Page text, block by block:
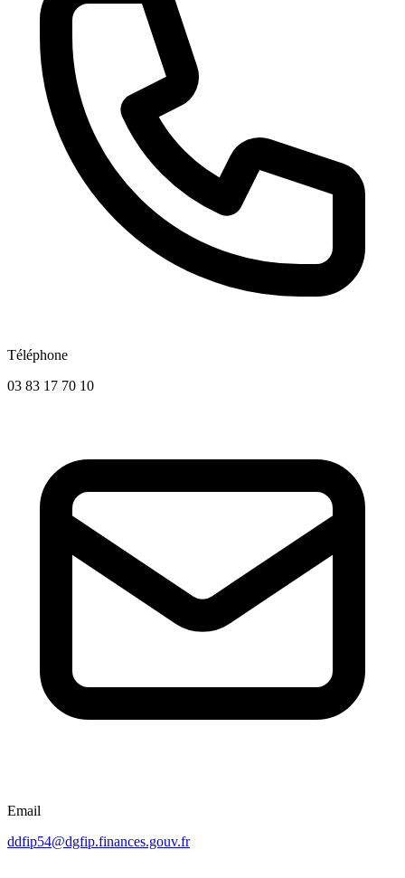
Téléphone
03 83 17 70 10
Email
ddfip54@dgfip.finances.gouv.fr